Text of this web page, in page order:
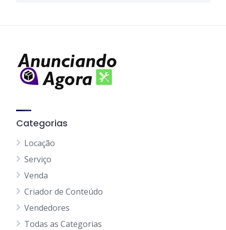
Categorias
Locação
Serviço
Venda
Criador de Conteúdo
Vendedores
Todas as Categorias